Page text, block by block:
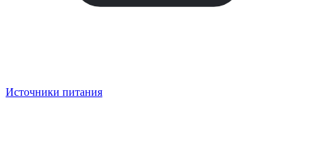
Источники питания